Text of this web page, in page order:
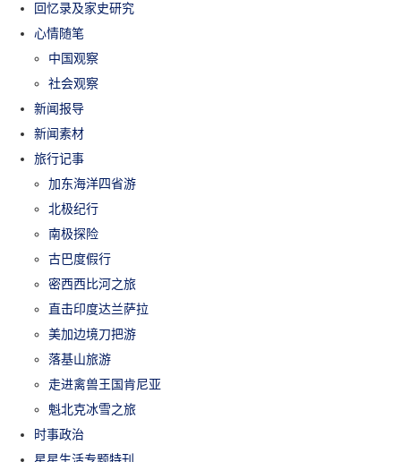
回忆录及家史研究
心情随笔
中国观察
社会观察
新闻报导
新闻素材
旅行记事
加东海洋四省游
北极纪行
南极探险
古巴度假行
密西西比河之旅
直击印度达兰萨拉
美加边境刀把游
落基山旅游
走进禽兽王国肯尼亚
魁北克冰雪之旅
时事政治